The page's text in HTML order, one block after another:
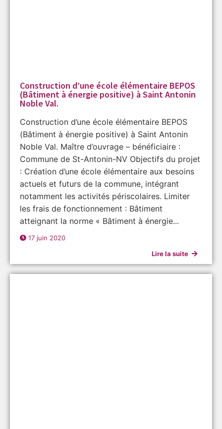
Construction d’une école élémentaire BEPOS
(Bâtiment à énergie positive) à Saint Antonin
Noble Val.
Construction d’une école élémentaire BEPOS
(Bâtiment à énergie positive) à Saint Antonin
Noble Val. Maître d’ouvrage – bénéficiaire :
Commune de St-Antonin-NV Objectifs du projet
: Création d’une école élémentaire aux besoins
actuels et futurs de la commune, intégrant
notamment les activités périscolaires. Limiter
les frais de fonctionnement : Bâtiment
atteignant la norme « Bâtiment à énergie...
17 juin 2020
Lire la suite